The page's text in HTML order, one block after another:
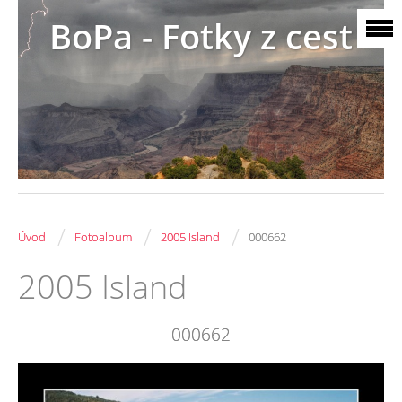
BoPa - Fotky z cest
Úvod / Fotoalbum / 2005 Island / 000662
2005 Island
000662